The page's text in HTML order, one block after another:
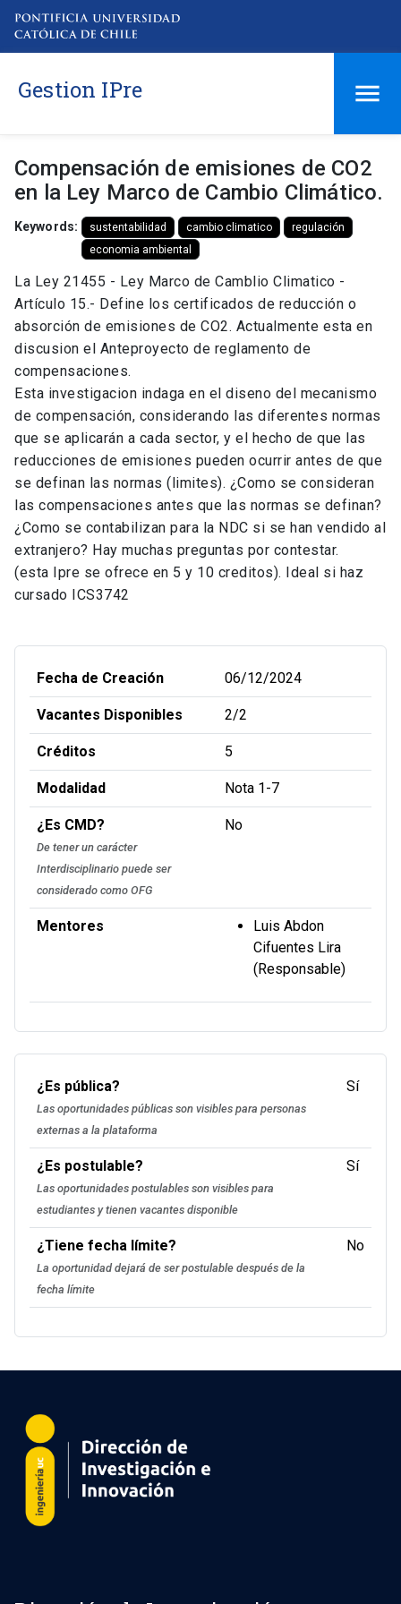
Gestion IPre
Compensación de emisiones de CO2
en la Ley Marco de Cambio Climático.
Keywords: sustentabilidad cambio climatico
regulación
economia ambiental
La Ley 21455 - Ley Marco de Camblio Climatico -
Artículo 15.- Define los certificados de reducción o
absorción de emisiones de CO2. Actualmente esta en
discusion el Anteproyecto de reglamento de
compensaciones.
Esta investigacion indaga en el diseno del mecanismo
de compensación, considerando las diferentes normas
que se aplicarán a cada sector, y el hecho de que las
reducciones de emisiones pueden ocurrir antes de que
se definan las normas (limites). ¿Como se consideran
las compensaciones antes que las normas se definan?
¿Como se contabilizan para la NDC si se han vendido al
extranjero? Hay muchas preguntas por contestar.
(esta Ipre se ofrece en 5 y 10 creditos). Ideal si haz
cursado ICS3742
Fecha de Creación 06/12/2024
Vacantes Disponibles 2/2
Créditos 5
Modalidad Nota 1-7
¿Es CMD?
De tener un carácter
Interdisciplinario puede ser
considerado como OFG
No
Mentores
Luis Abdon
Cifuentes Lira
(Responsable)
¿Es pública?
Las oportunidades públicas son visibles para personas
externas a la plataforma
Sí
¿Es postulable?
Las oportunidades postulables son visibles para
estudiantes y tienen vacantes disponible
Sí
¿Tiene fecha límite?
La oportunidad dejará de ser postulable después de la
fecha límite
No